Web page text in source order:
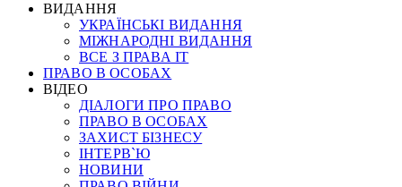
ВИДАННЯ
УКРАЇНСЬКІ ВИДАННЯ
МІЖНАРОДНІ ВИДАННЯ
ВСЕ З ПРАВА ІТ
ПРАВО В ОСОБАХ
ВІДЕО
ДІАЛОГИ ПРО ПРАВО
ПРАВО В ОСОБАХ
ЗАХИСТ БІЗНЕСУ
ІНТЕРВ`Ю
НОВИНИ